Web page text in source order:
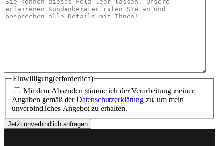
Einwilligung(erforderlich)
Mit dem Absenden stimme ich der Verarbeitung meiner
Angaben gemäß derDatenschutzerklärung zu, um mein
unverbindliches Angebot zu erhalten.